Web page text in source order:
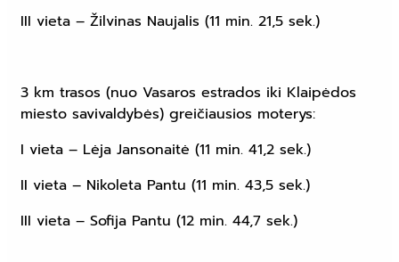
III vieta – Žilvinas Naujalis (11 min. 21,5 sek.)
3 km trasos (nuo Vasaros estrados iki Klaipėdos
miesto savivaldybės) greičiausios moterys:
I vieta – Lėja Jansonaitė (11 min. 41,2 sek.)
II vieta – Nikoleta Pantu (11 min. 43,5 sek.)
III vieta – Sofija Pantu (12 min. 44,7 sek.)